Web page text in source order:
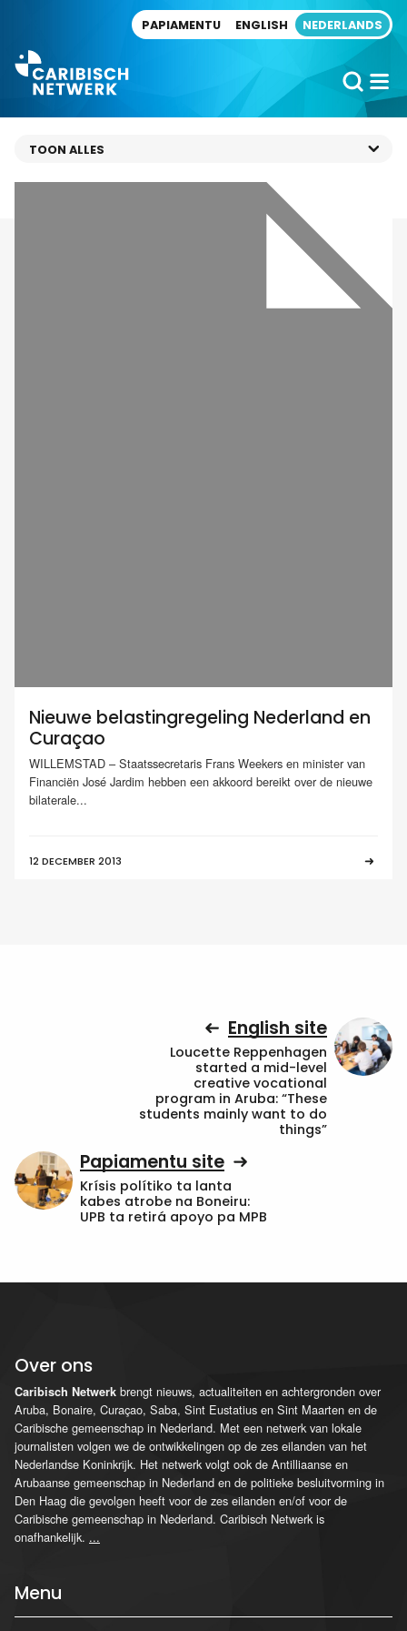
PAPIAMENTU ENGLISH NEDERLANDS
Nieuwe belastingregeling Nederland en
Curaçao
WILLEMSTAD – Staatssecretaris Frans Weekers en minister van
Financiën José Jardim hebben een akkoord bereikt over de nieuwe
bilaterale...
12 DECEMBER 2013
English site
Loucette Reppenhagen
started a mid-level
creative vocational
program in Aruba: “These
students mainly want to do
things”
Papiamentu site
Krísis polítiko ta lanta
kabes atrobe na Boneiru:
UPB ta retirá apoyo pa MPB
Over ons
Caribisch Netwerk brengt nieuws, actualiteiten en achtergronden over
Aruba, Bonaire, Curaçao, Saba, Sint Eustatius en Sint Maarten en de
Caribische gemeenschap in Nederland. Met een netwerk van lokale
journalisten volgen we de ontwikkelingen op de zes eilanden van het
Nederlandse Koninkrijk. Het netwerk volgt ook de Antilliaanse en
Arubaanse gemeenschap in Nederland en de politieke besluitvorming in
Den Haag die gevolgen heeft voor de zes eilanden en/of voor de
Caribische gemeenschap in Nederland. Caribisch Netwerk is
onafhankelijk. ...
Menu